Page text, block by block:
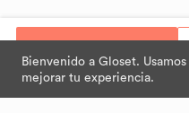
Bienvenido a Gloset. Usamos
mejorar tu experiencia.
Comprar
© Gloset 2021